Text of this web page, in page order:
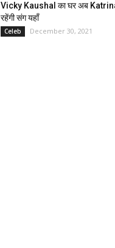
Vicky Kaushal का घर अब
रहेंगी संग यहाँ
Celeb December 30, 2021